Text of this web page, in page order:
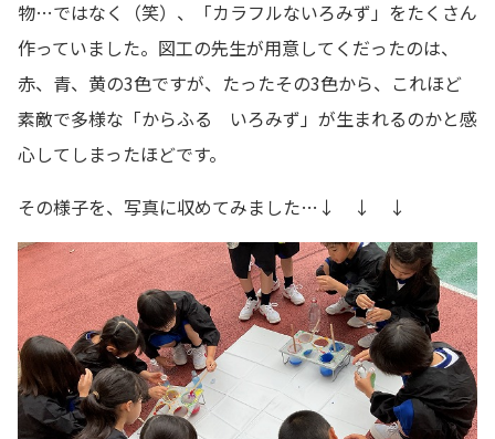
物…ではなく（笑）、「カラフルないろみず」をたくさん
作っていました。図工の先生が用意してくだったのは、
赤、青、黄の3色ですが、たったその3色から、これほど
素敵で多様な「からふる いろみず」が生まれるのかと感
心してしまったほどです。
その様子を、写真に収めてみました…↓ ↓ ↓